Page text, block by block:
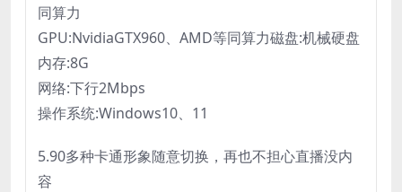
同算力
GPU:NvidiaGTX960、AMD等同算力磁盘:机械硬盘
内存:8G
网络:下行2Mbps
操作系统:Windows10、11
5.90多种卡通形象随意切换，再也不担心直播没内
容